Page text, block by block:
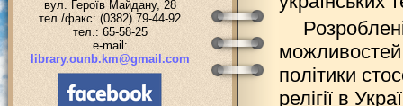
вул. Героїв Майдану, 28
тел./факс: (0382) 79-44-92
тел.: 65-58-25
e-mail:
library.ounb.km@gmail.com
можливостей
політики
релігії в